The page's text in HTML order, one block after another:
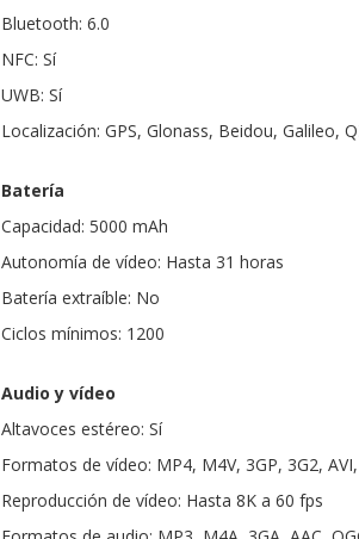
Bluetooth: 6.0
NFC: Sí
UWB: Sí
Localización: GPS, Glonass, Beidou, Galileo,
Batería
Capacidad: 5000 mAh
Autonomía de vídeo: Hasta 31 horas
Batería extraíble: No
Ciclos mínimos: 1200
Audio y vídeo
Altavoces estéreo: Sí
Formatos de vídeo: MP4, M4V, 3GP, 3G2,
Reproducción de vídeo: Hasta 8K a 60 fps